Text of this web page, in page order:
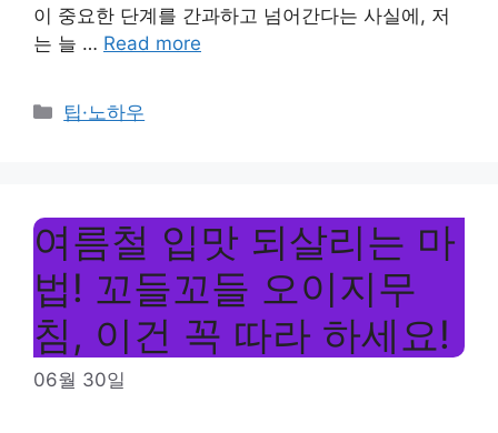
이 중요한 단계를 간과하고 넘어간다는 사실에, 저
는 늘 … Read more
Categories
팁·노하우
여름철 입맛 되살리는 마
법! 꼬들꼬들 오이지무
침, 이건 꼭 따라 하세요!
06월 30일